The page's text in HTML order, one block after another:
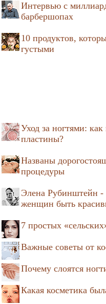
Интервью с
барбершопах
10 продуктов,
густыми
Уход за ногтями:
пластины?
Названы
процедуры
Элена Рубинштейн -
женщин быть
7 простых
Важные советы от
Почему слоятся
Какая косметика